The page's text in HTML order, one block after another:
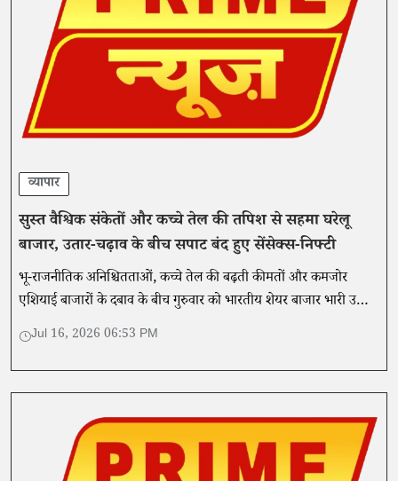
व्यापार
सुस्त वैश्विक संकेतों और कच्चे तेल की तपिश से सहमा घरेलू
बाजार, उतार-चढ़ाव के बीच सपाट बंद हुए सेंसेक्स-निफ्टी
भू-राजनीतिक अनिश्चितताओं, कच्चे तेल की बढ़ती कीमतों और कमजोर
एशियाई बाजारों के दबाव के बीच गुरुवार को भारतीय शेयर बाजार भारी उतार-
चढ़ाव से गुजरने के बाद अंततः सपाट स्तर पर बंद हुआ।
Jul 16, 2026 06:53 PM